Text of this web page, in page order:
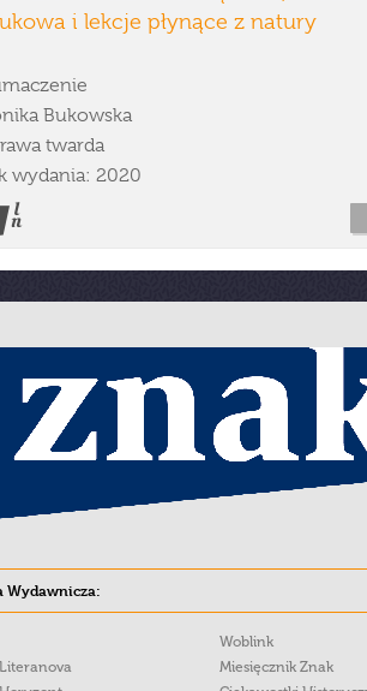
i lekcje płynące z natury
Bukowska
twarda
wydania: 2020
Wydawnicza:
Woblink
Miesięcznik Znak